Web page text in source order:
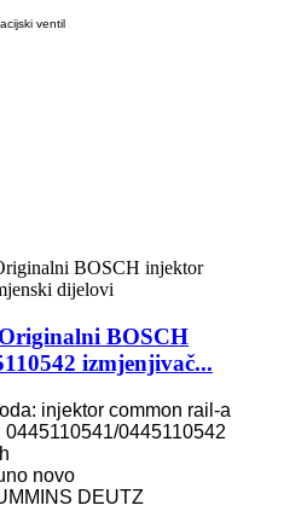
ventil
BOSCH
izmjenjivač...
injektor common rail-a
0445110541/0445110542
novo
DEUTZ